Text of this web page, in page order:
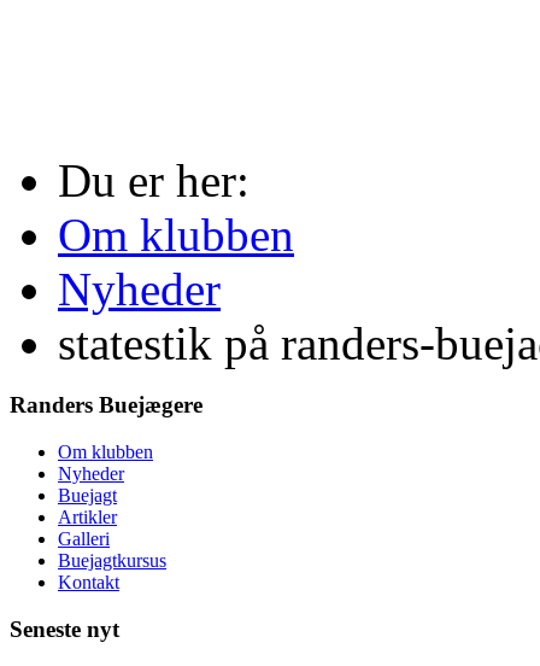
Du er her:
Om klubben
Nyheder
statestik på randers-
Randers Buejægere
Om klubben
Nyheder
Buejagt
Artikler
Galleri
Buejagtkursus
Kontakt
Seneste nyt